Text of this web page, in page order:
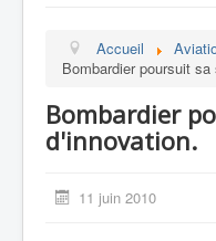
Aviation Commerciale
Aviation Militaire
Drones
Accueil
Bombardier poursuit
Bombardier
d'innovation.
11 juin 2010